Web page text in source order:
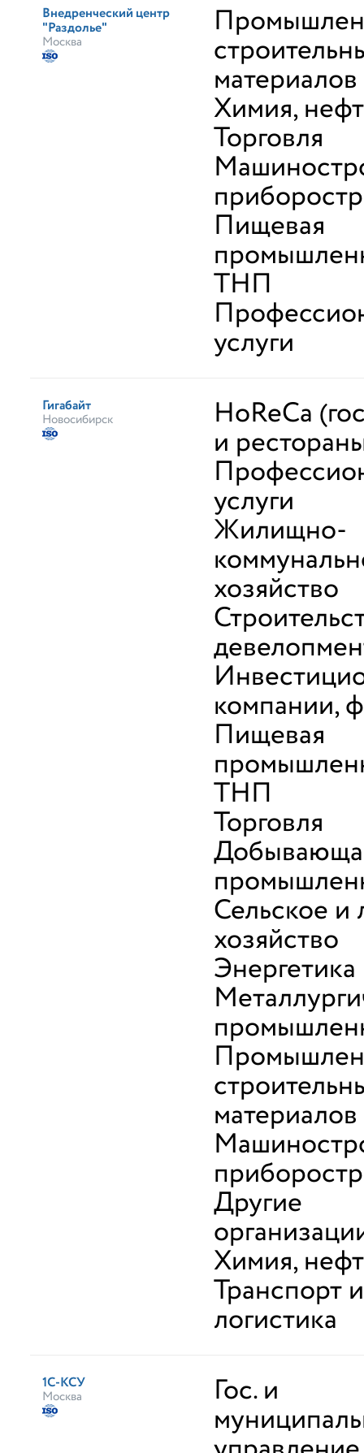
Внедренческий центр
"Раздолье"
Москва
материалов
Химия,
Торговля
Пищевая
ТНП
услуги
Гигабайт
Новосибирск HoReCa
и
услуги
Жилищно-
хозяйство
компании,
Пищевая
ТНП
Торговля
Сельское и
хозяйство
Энергетика
материалов
Другие
Химия,
Транспорт и
логистика
1С-КСУ
Москва Гос. и